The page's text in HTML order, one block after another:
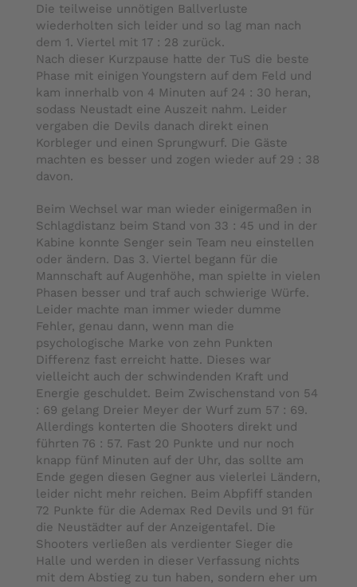
Die teilweise unnötigen Ballverluste
wiederholten sich leider und so lag man nach
dem 1. Viertel mit 17 : 28 zurück.
Nach dieser Kurzpause hatte der TuS die beste
Phase mit einigen Youngstern auf dem Feld und
kam innerhalb von 4 Minuten auf 24 : 30 heran,
sodass Neustadt eine Auszeit nahm. Leider
vergaben die Devils danach direkt einen
Korbleger und einen Sprungwurf. Die Gäste
machten es besser und zogen wieder auf 29 : 38
davon.
Beim Wechsel war man wieder einigermaßen in
Schlagdistanz beim Stand von 33 : 45 und in der
Kabine konnte Senger sein Team neu einstellen
oder ändern. Das 3. Viertel begann für die
Mannschaft auf Augenhöhe, man spielte in vielen
Phasen besser und traf auch schwierige Würfe.
Leider machte man immer wieder dumme
Fehler, genau dann, wenn man die
psychologische Marke von zehn Punkten
Differenz fast erreicht hatte. Dieses war
vielleicht auch der schwindenden Kraft und
Energie geschuldet. Beim Zwischenstand von 54
: 69 gelang Dreier Meyer der Wurf zum 57 : 69.
Allerdings konterten die Shooters direkt und
führten 76 : 57. Fast 20 Punkte und nur noch
knapp fünf Minuten auf der Uhr, das sollte am
Ende gegen diesen Gegner aus vielerlei Ländern,
leider nicht mehr reichen. Beim Abpfiff standen
72 Punkte für die Ademax Red Devils und 91 für
die Neustädter auf der Anzeigentafel. Die
Shooters verließen als verdienter Sieger die
Halle und werden in dieser Verfassung nichts
mit dem Abstieg zu tun haben, sondern eher um